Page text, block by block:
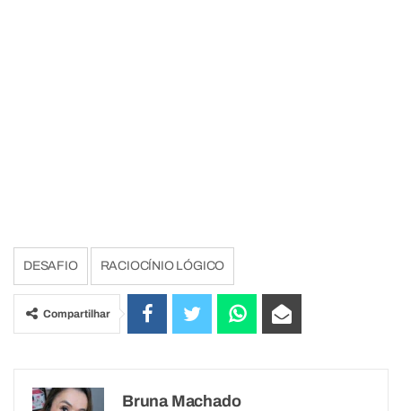
DESAFIO RACIOCÍNIO LÓGICO
Compartilhar
Bruna Machado